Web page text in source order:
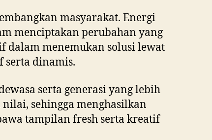
masyarakat. Energi
menciptakan perubahan yang
dalam menemukan solusi lewat
serta dinamis.
serta generasi yang lebih
sehingga menghasilkan
tampilan fresh serta kreatif